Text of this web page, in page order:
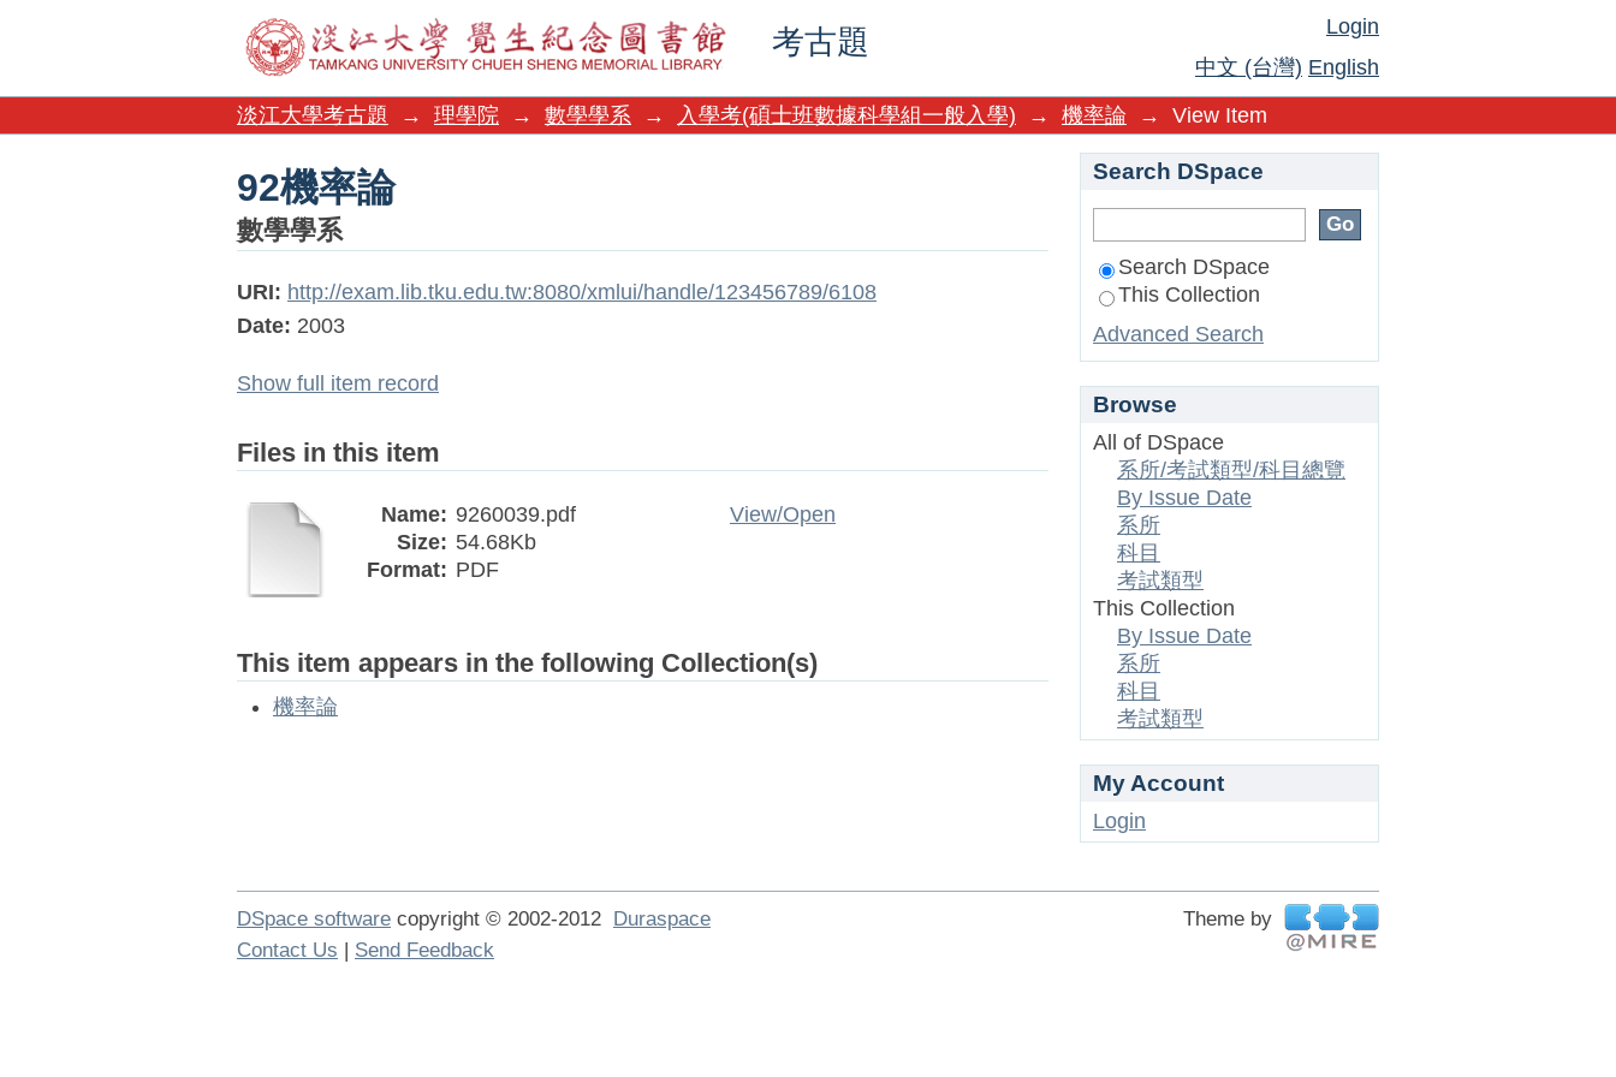
考古題
92機率論
Login
中文 (台灣) English
淡江大學考古題
→ 理學院 → 數學學系 → 入學考(碩士班數據科學組一般入學) → 機率論 → View Item
92機率論
數學學系
URI: http://exam.lib.tku.edu.tw:8080/xmlui/handle/123456789/6108
Date: 2003
Show full item record
Files in this item
Name: 9260039.pdf
Size: 54.68Kb
Format: PDF
View/Open
This item appears in the following Collection(s)
機率論
Search DSpace
Search DSpace
This Collection
Advanced Search
Browse
All of DSpace
系所/考試類型/科目總覽
By Issue Date
系所
科目
考試類型
This Collection
By Issue Date
系所
科目
考試類型
My Account
Login
DSpace software copyright © 2002-2012 Duraspace
Theme by
Contact Us | Send Feedback